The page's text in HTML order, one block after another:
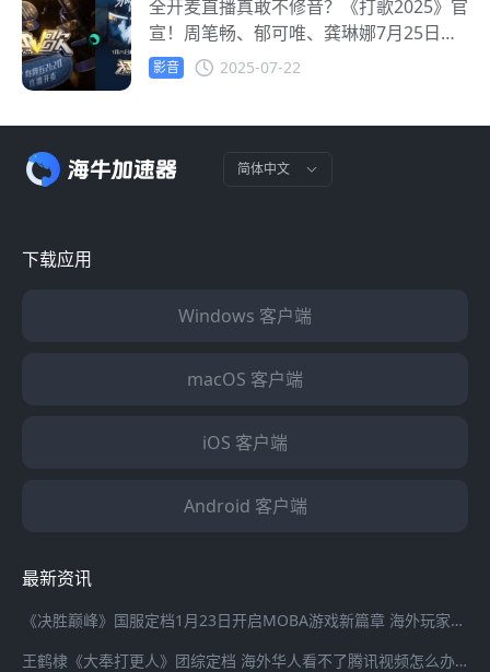
全开麦直播真敢不修音？《打歌2025》官
宣！周笔畅、郁可唯、龚琳娜7月25日开
启真唱时代
影音 2025-07-22
简体中文
下载应用
Windows 客户端
macOS 客户端
iOS 客户端
Android 客户端
最新资讯
《决胜巅峰》国服定档1月23日开启MOBA游戏新篇章 海外玩家登录国服游戏延迟高怎么办？
王鹤棣《大奉打更人》团综定档 海外华人看不了腾讯视频怎么办？